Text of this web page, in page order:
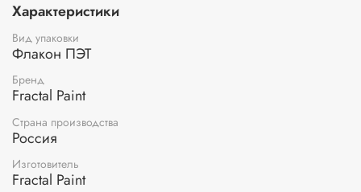
Характеристики
Вид упаковки
Флакон ПЭТ
Бренд
Fractal Paint
Страна производства
Россия
Изготовитель
Fractal Paint